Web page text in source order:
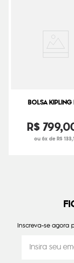
BOLSA KIPLING
R$799,
ou 6x de R$
Inscreva-se agora